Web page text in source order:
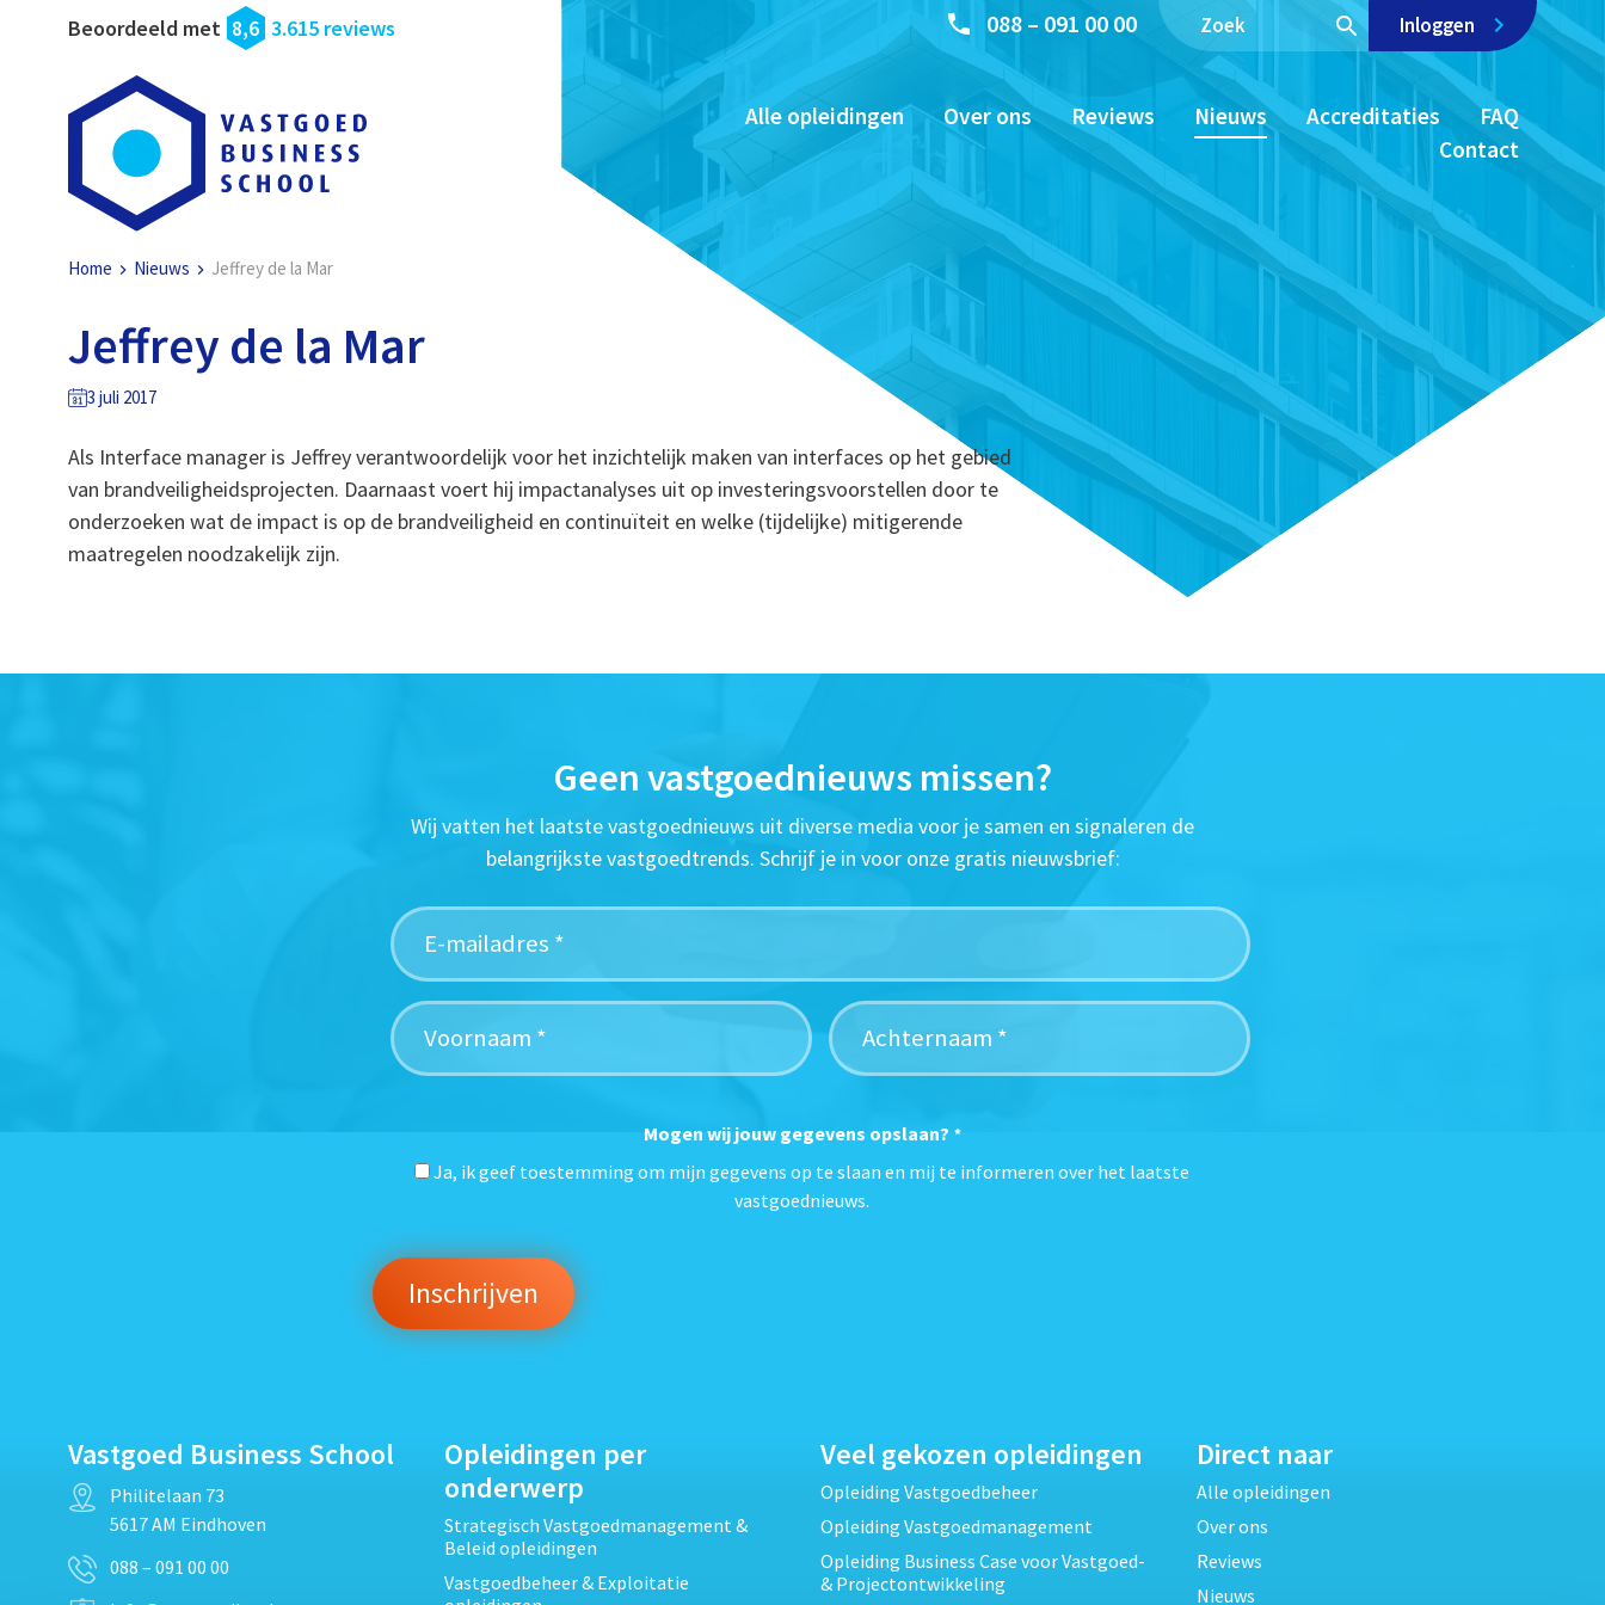
Beoordeeld met 8,6 3.615 reviews 088 – 091 00 00 Inloggen
Alle opleidingen Over ons Reviews Nieuws Accreditaties
FAQ
Contact
Home Nieuws Jeffrey de la Mar
Jeffrey de la Mar
3 juli 2017
Als Interface manager is Jeffrey verantwoordelijk voor het inzichtelijk maken van interfaces op het gebied
van brandveiligheidsprojecten. Daarnaast voert hij impactanalyses uit op investeringsvoorstellen door te
onderzoeken wat de impact is op de brandveiligheid en continuïteit en welke (tijdelijke) mitigerende
maatregelen noodzakelijk zijn.
Geen vastgoednieuws missen?
Wij vatten het laatste vastgoednieuws uit diverse media voor je samen en signaleren de
belangrijkste vastgoedtrends. Schrijf je in voor onze gratis nieuwsbrief:
Mogen wij jouw gegevens opslaan? *
Ja, ik geef toestemming om mijn gegevens op te slaan en mij te informeren over het laatste
vastgoednieuws.
Vastgoed Business School
Philitelaan 73
5617 AM Eindhoven
088 – 091 00 00
Opleidingen per
onderwerp
Strategisch Vastgoedmanagement &
Beleid opleidingen
Vastgoedbeheer & Exploitatie
Veel gekozen opleidingen
Opleiding Vastgoedbeheer
Opleiding Vastgoedmanagement
Opleiding Business Case voor Vastgoed-
& Projectontwikkeling
Direct naar
Alle opleidingen
Over ons
Reviews
Nieuws